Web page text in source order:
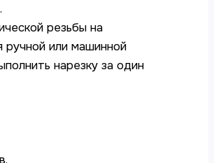
резьбы на
ручной или машинной
нарезку за один